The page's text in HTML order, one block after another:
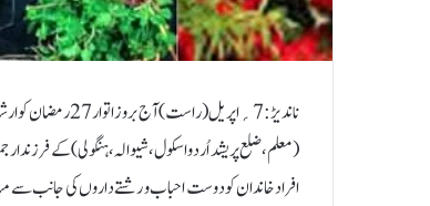
(معلم، ضلع پریشد اُردو اسکول، شيوالہ، ہنگولی) کے فرزند
افراد خاندان کو دوست احباب و رشتےداروں کی جانب سے